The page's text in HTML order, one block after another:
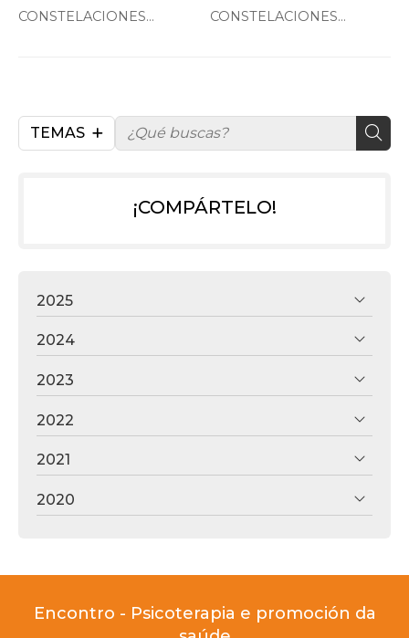
TEMAS
INTEGRATIVAS, o 15 de
Novembro, en OURENSE
CONSTELACIONES
FAMILIARES LUNES 29 DE
SEPTIEMBRE
CONSTELACIONES
¡COMPÁRTELO!
2025
2024
2023
2022
2021
2020
Encontro - Psicoterapia e promoción da